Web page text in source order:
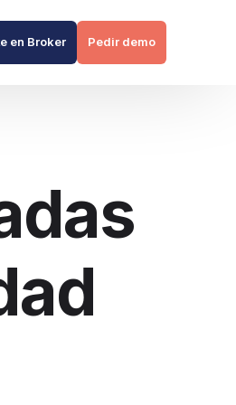
en Broker Pedir demo